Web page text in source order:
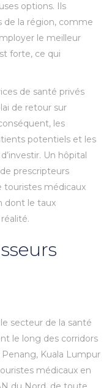
options. Ils
de la région, comme
le meilleur
forte, ce qui
de santé privés
de retour sur
les
potentiels et les
Un hôpital
prescripteurs
touristes médicaux
dont le taux
secteur de la santé
le long des corridors
Kuala Lumpur
médicaux en